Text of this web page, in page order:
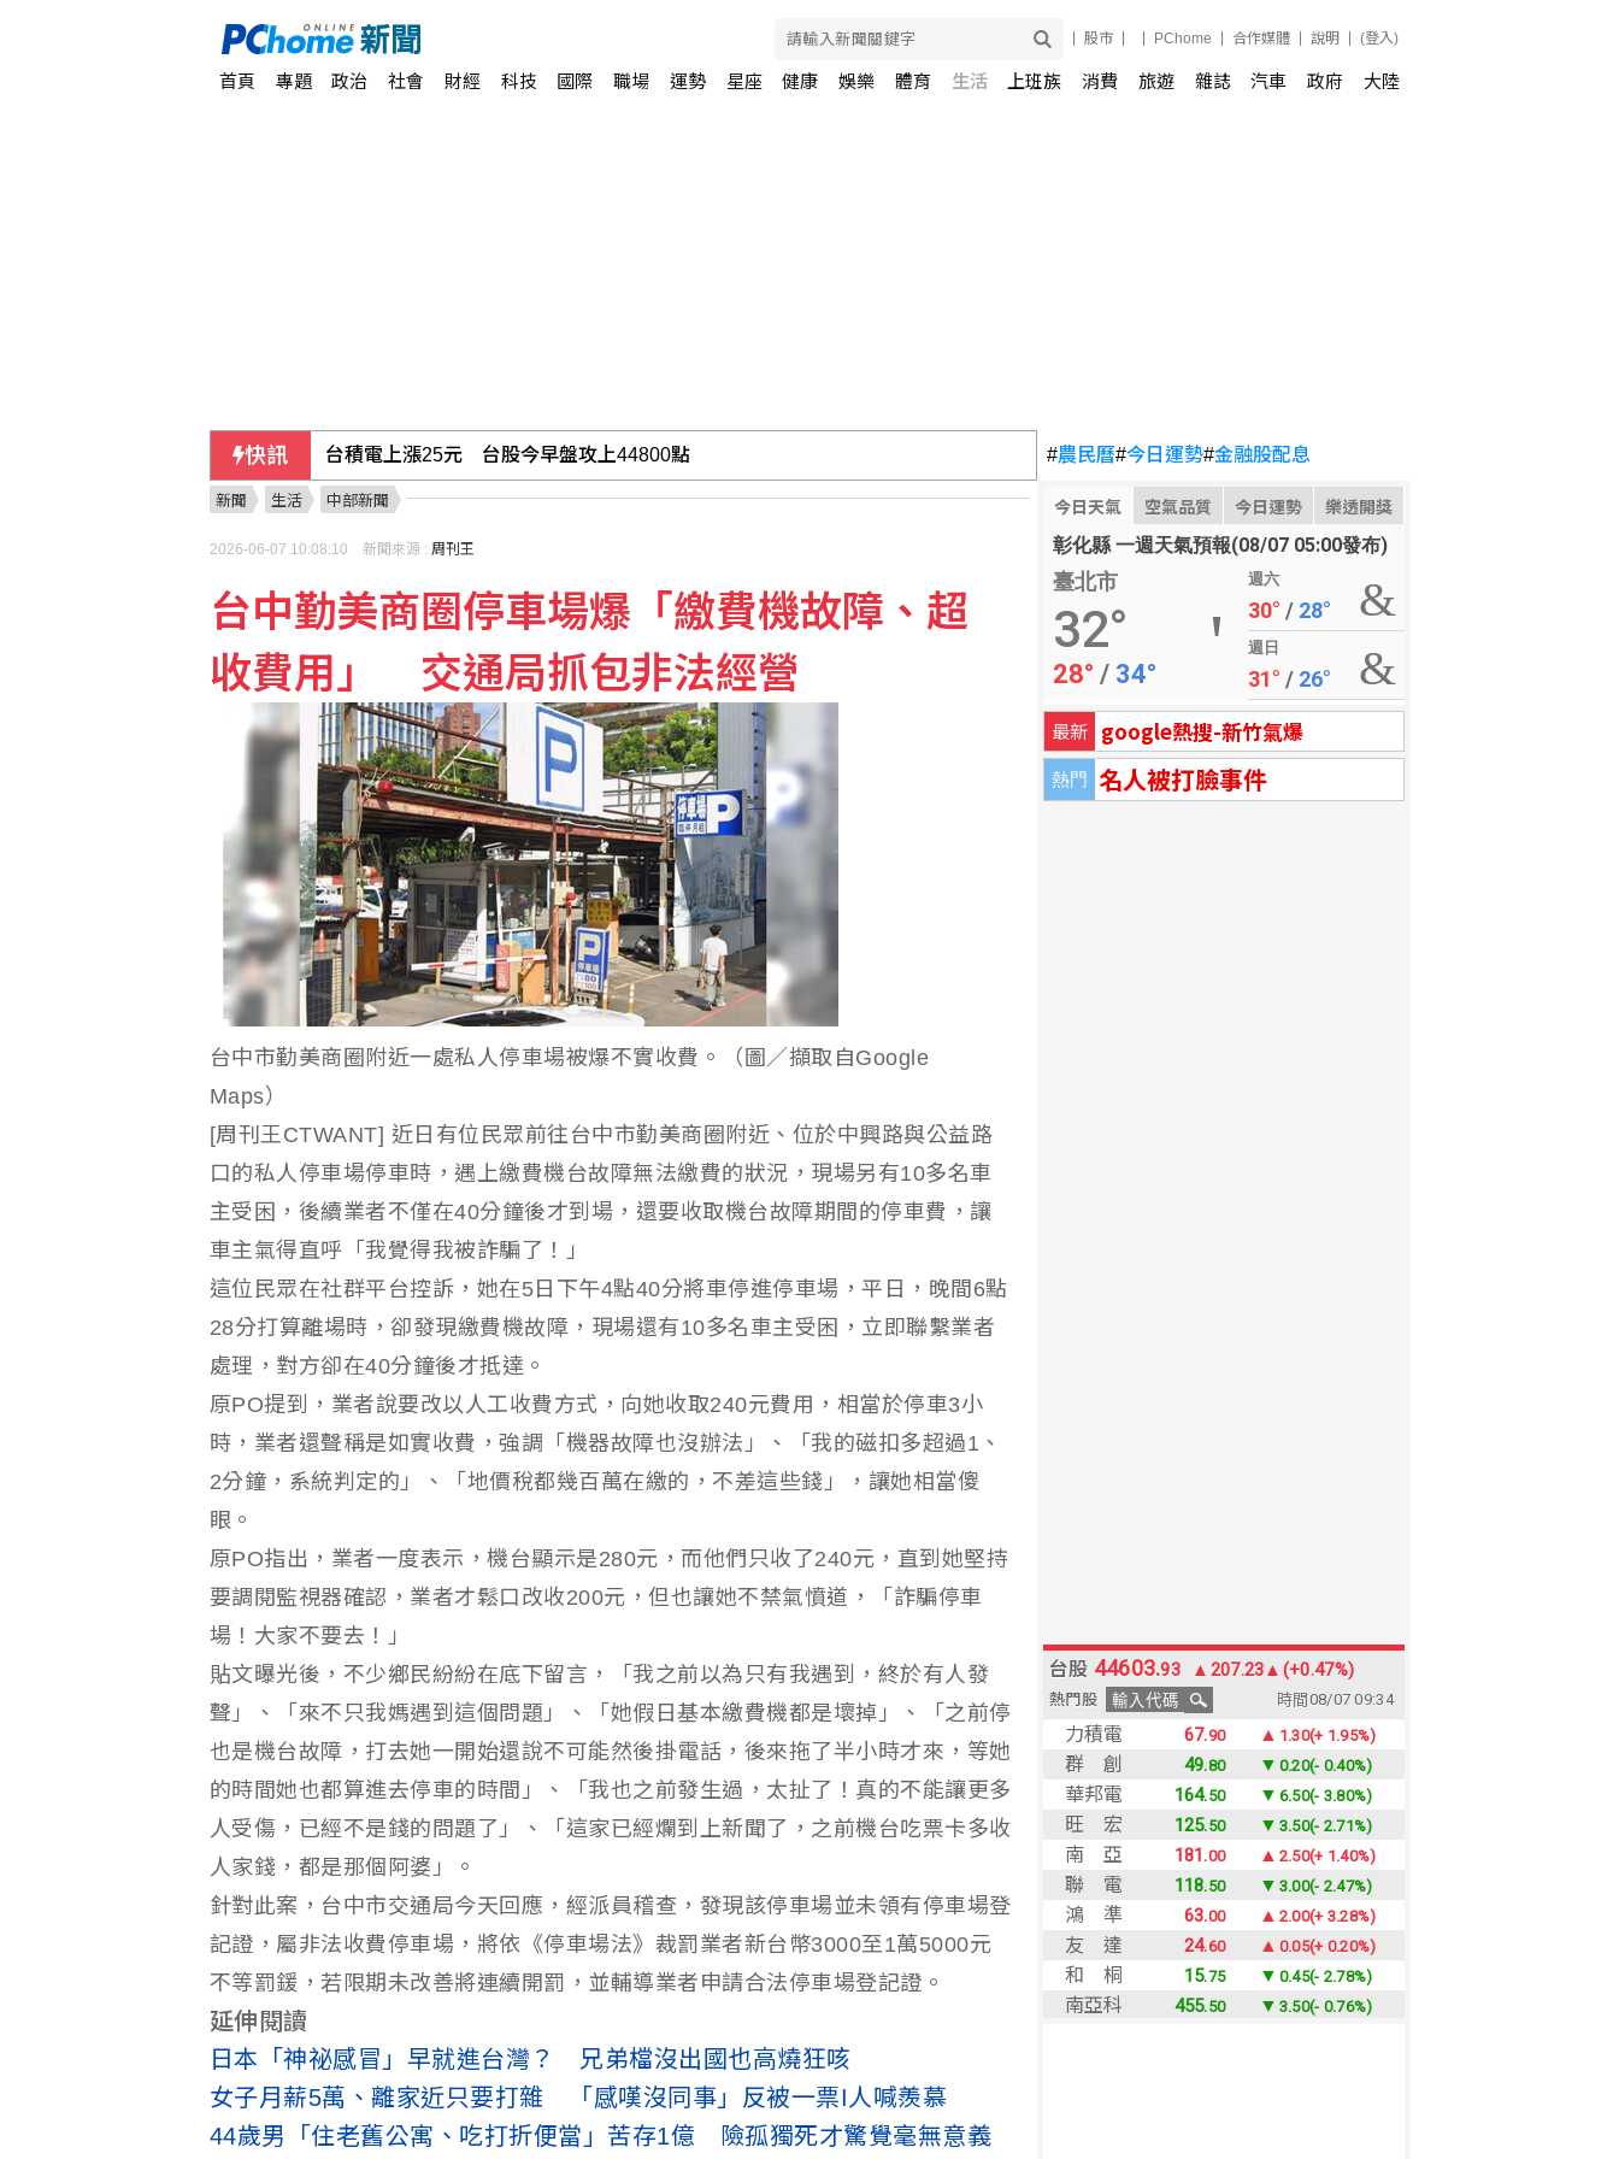
股市 PChome 合作媒體 說明 (登入)
首頁 專題 政治 社會 財經 科技 國際 職場 運勢 星座 健康 娛樂 體育 生活 上班族 消費 旅遊 雜誌 汽車 政府 大陸
快訊 台股開盤漲53.49點
台積電ADR小漲 投顧：台股短期急漲留意季線攻防
台積電上漲25元 台股今早盤攻上44800點
#農民曆#今日運勢#金融股配息
今日天氣 空氣品質 今日運勢 樂透開獎
彰化縣 一週天氣預報(08/07 05:00發布)
臺北市
32°
28° / 34°
週六
30° / 28°
週日
31° / 26°
最新 google熱搜-新竹氣爆
熱門 名人被打臉事件
新聞 生活 中部新聞
2026-06-07 10:08:10 新聞來源 : 周刊王
台中勤美商圈停車場爆「繳費機故障、超
收費用」 交通局抓包非法經營
台中市勤美商圈附近一處私人停車場被爆不實收費。（圖／擷取自Google
Maps）
[周刊王CTWANT] 近日有位民眾前往台中市勤美商圈附近、位於中興路與公益路
口的私人停車場停車時，遇上繳費機台故障無法繳費的狀況，現場另有10多名車
主受困，後續業者不僅在40分鐘後才到場，還要收取機台故障期間的停車費，讓
車主氣得直呼「我覺得我被詐騙了！」
這位民眾在社群平台控訴，她在5日下午4點40分將車停進停車場，平日，晚間6點
28分打算離場時，卻發現繳費機故障，現場還有10多名車主受困，立即聯繫業者
處理，對方卻在40分鐘後才抵達。
原PO提到，業者說要改以人工收費方式，向她收取240元費用，相當於停車3小
時，業者還聲稱是如實收費，強調「機器故障也沒辦法」、「我的磁扣多超過1、
2分鐘，系統判定的」、「地價稅都幾百萬在繳的，不差這些錢」，讓她相當傻
眼。
原PO指出，業者一度表示，機台顯示是280元，而他們只收了240元，直到她堅持
要調閱監視器確認，業者才鬆口改收200元，但也讓她不禁氣憤道，「詐騙停車
場！大家不要去！」
貼文曝光後，不少鄉民紛紛在底下留言，「我之前以為只有我遇到，終於有人發
聲」、「來不只我媽遇到這個問題」、「她假日基本繳費機都是壞掉」、「之前停
也是機台故障，打去她一開始還說不可能然後掛電話，後來拖了半小時才來，等她
的時間她也都算進去停車的時間」、「我也之前發生過，太扯了！真的不能讓更多
人受傷，已經不是錢的問題了」、「這家已經爛到上新聞了，之前機台吃票卡多收
人家錢，都是那個阿婆」。
針對此案，台中市交通局今天回應，經派員稽查，發現該停車場並未領有停車場登
記證，屬非法收費停車場，將依《停車場法》裁罰業者新台幣3000至1萬5000元
不等罰鍰，若限期未改善將連續開罰，並輔導業者申請合法停車場登記證。
延伸閱讀
日本「神祕感冒」早就進台灣？ 兄弟檔沒出國也高燒狂咳
女子月薪5萬、離家近只要打雜 「感嘆沒同事」反被一票I人喊羨慕
44歲男「住老舊公寓、吃打折便當」苦存1億 險孤獨死才驚覺毫無意義